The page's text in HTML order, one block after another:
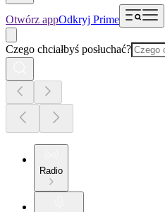
Otwórz appOdkryj Prime
Czego chciałbyś posłuchać?
Radio